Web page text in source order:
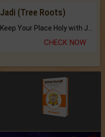
Jadi (Tree Roots)
Keep Your Place Holy with Jadi.
CHECK NOW